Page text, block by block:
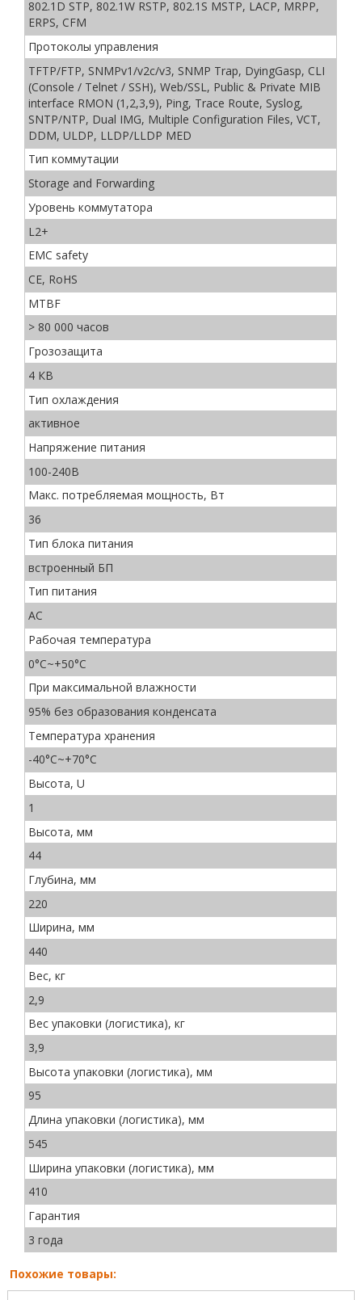
802.1D STP, 802.1W RSTP, 802.1S MSTP, LACP, MRPP,
ERPS, CFM
Протоколы управления
TFTP/FTP, SNMPv1/v2c/v3, SNMP Trap, DyingGasp, CLI
(Console / Telnet / SSH), Web/SSL, Public & Private MIB
interface RMON (1,2,3,9), Ping, Trace Route, Syslog,
SNTP/NTP, Dual IMG, Multiple Configuration Files, VCT,
DDM, ULDP, LLDP/LLDP MED
Тип коммутации
Storage and Forwarding
Уровень коммутатора
L2+
EMC safety
CE, RoHS
MTBF
> 80 000 часов
Грозозащита
4 КВ
Тип охлаждения
активное
Напряжение питания
100-240В
Макс. потребляемая мощность, Вт
36
Тип блока питания
встроенный БП
Тип питания
AC
Рабочая температура
0°C~+50°C
При максимальной влажности
95% без образования конденсата
Температура хранения
-40°C~+70°C
Высота, U
1
Высота, мм
44
Глубина, мм
220
Ширина, мм
440
Вес, кг
2,9
Вес упаковки (логистика), кг
3,9
Высота упаковки (логистика), мм
95
Длина упаковки (логистика), мм
545
Ширина упаковки (логистика), мм
410
Гарантия
3 года
Похожие товары: